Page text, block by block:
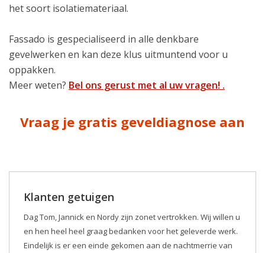
het soort isolatiemateriaal.
Fassado is gespecialiseerd in alle denkbare
gevelwerken en kan deze klus uitmuntend voor u
oppakken.
Meer weten? Bel ons gerust met al uw vragen! .
Vraag je gratis geveldiagnose aan
Klanten getuigen
Dag Tom, Jannick en Nordy zijn zonet vertrokken. Wij willen u
en hen heel heel graag bedanken voor het geleverde werk.
Eindelijk is er een einde gekomen aan de nachtmerrie van